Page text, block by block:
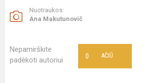
Nuotraukos:
Ana Makutunovič
Nepamirškite
padėkoti autoriui
AČIŪ
0